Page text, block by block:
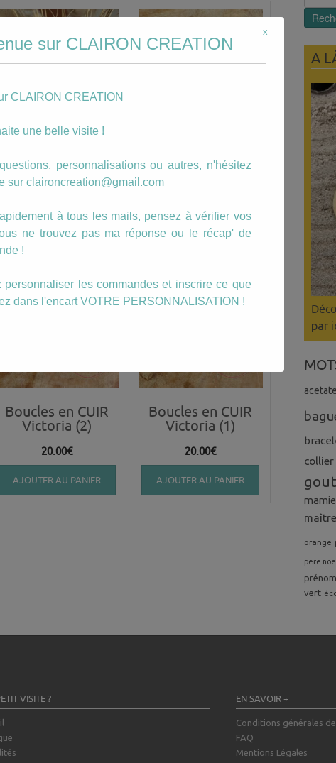
Boucles en CUIR
Victoria (6)
Boucles en CUIR
Victoria (5)
Boucles en CUIR
Victoria (2)
20.00€
AJOUTER AU PANIER
Boucles en CUIR
Victoria (1)
20.00€
AJOUTER AU PANIER
pour :
A
par
acetate
collier
mamie
orange
pere
prénom
vert
VISITE ? EN SAVOIR +
Conditions générales
FAQ
Mentions Légales
sur CLAIRON CREATION
CLAIRON CREATION
une belle visite !
personnalisations ou autres, n'hésitez
sur claironcreation@gmail.com
à tous les mails, pensez à vérifier vos
ne trouvez pas ma réponse ou le récap' de
!
personnaliser les commandes et inscrire ce que
dans l'encart VOTRE PERSONNALISATION !
x